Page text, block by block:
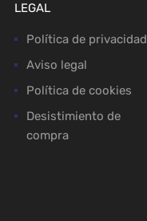
LEGAL
Política de privacidad
Aviso legal
Política de cookies
Desistimiento de
compra